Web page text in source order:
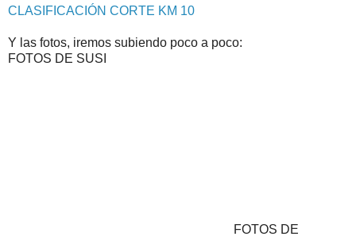
CLASIFICACIÓN CORTE KM 10
Y las fotos, iremos subiendo poco a poco:
FOTOS DE SUSI
FOTOS DE